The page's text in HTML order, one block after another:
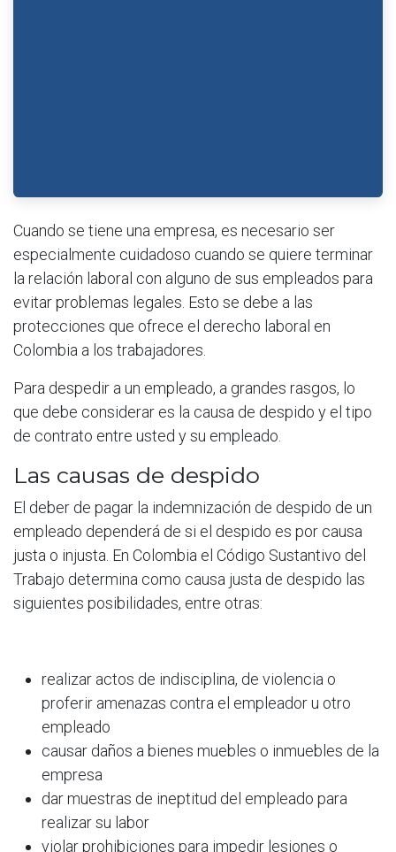
Cuando se tiene una empresa, es necesario ser
especialmente cuidadoso cuando se quiere terminar
la relación laboral con alguno de sus empleados para
evitar problemas legales. Esto se debe a las
protecciones que ofrece el derecho laboral en
Colombia a los trabajadores.
Para despedir a un empleado, a grandes rasgos, lo
que debe considerar es la causa de despido y el tipo
de contrato entre usted y su empleado.
Las causas de despido
El deber de pagar la indemnización de despido de un
empleado dependerá de si el despido es por causa
justa o injusta. En Colombia el Código Sustantivo del
Trabajo determina como causa justa de despido las
siguientes posibilidades, entre otras:
realizar actos de indisciplina, de violencia o
proferir amenazas contra el empleador u otro
empleado
causar daños a bienes muebles o inmuebles de la
empresa
dar muestras de ineptitud del empleado para
realizar su labor
violar prohibiciones para impedir lesiones o